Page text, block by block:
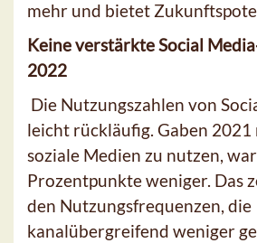
mehr und bietet
Keine verstärkte Social
2022
Die Nutzungszahlen von
leicht rückläufig. Gaben 2021
soziale Medien zu nutzen,
Prozentpunkte weniger. Das
den Nutzungsfrequenzen, die
kanalübergreifend weniger